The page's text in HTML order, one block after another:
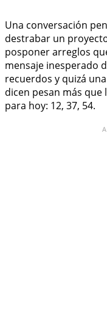
Una conversación
destrabar un
posponer arreglos
mensaje inesperado
recuerdos y quizá
dicen pesan más
para hoy: 12, 37, 54.